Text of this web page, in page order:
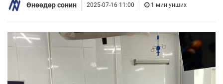
Өнөөдөр сонин 2025-07-16 11:00 1 мин унших